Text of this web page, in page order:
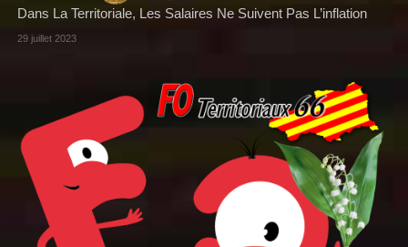
Dans La Territoriale, Les Salaires Ne Suivent Pas L’inflation
29 juillet 2023